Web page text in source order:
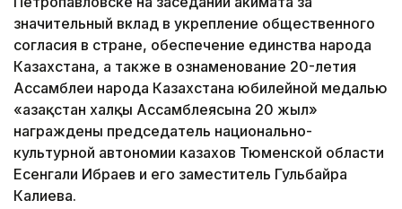
значительный вклад в укрепление общественного
согласия в стране, обеспечение единства народа
Казахстана, а также в ознаменование 20-летия
Ассамблеи народа Казахстана юбилейной медалью
«Қазақстан халқы Ассамблеясына 20 жыл»
награждены председатель национально-
культурной автономии казахов Тюменской области
Есенгали Ибраев и его заместитель Гульбайра
Калиева.